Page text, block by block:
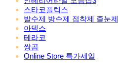
스타코플렉스
발수제 방수제 접착제 줄눈제
아덱스
테라코
쌍곰
Online Store 특가세일